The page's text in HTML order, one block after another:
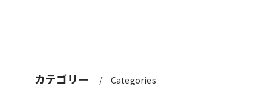
カテゴリー Categories